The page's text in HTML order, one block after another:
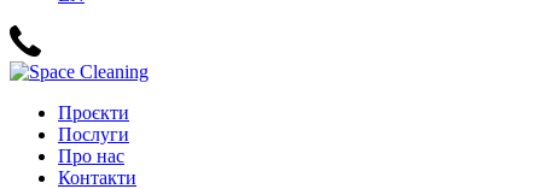
Проєкти
Послуги
Про нас
Контакти